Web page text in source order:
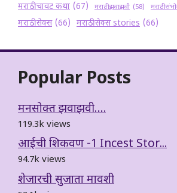
मराठी चावट कथा (67) मराठी झवाझवी (58) मराठी
मराठी सेक्स (66) मराठी सेक्स stories (66)
Popular Posts
मनसोक्त झवाझवी….
119.3k views
आईची शिकवण -1 Incest Stor...
94.7k views
शेजारची सुजाता मावशी